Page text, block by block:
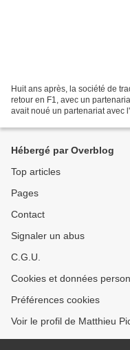
Huit ans après, la société de
retour en F1, avec un
avait noué un partenariat avec
Hébergé par Overblog
Top articles
Pages
Contact
Signaler un abus
C.G.U.
Cookies et données
Préférences cookies
Voir le profil de Matthieu